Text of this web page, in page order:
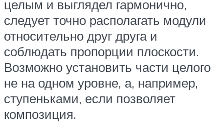
целым и выглядел гармонично,
следует точно располагать модули
относительно друг друга и
соблюдать пропорции плоскости.
Возможно установить части целого
не на одном уровне, а, например,
ступеньками, если позволяет
композиция.